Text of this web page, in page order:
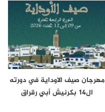
مهرجان صيف الاوداية في دورته
ال14 بكرنيش أبي رقراق